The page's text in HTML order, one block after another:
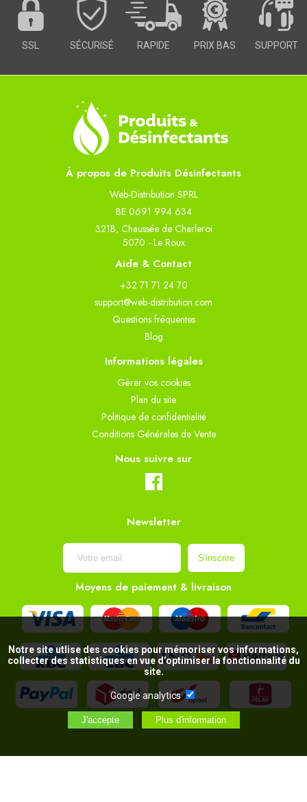
SSL SÉCURISÉ RAPIDE PRIX BAS SUPPORT
À propos de Produits Désinfectants
Web-Distribution SPRL
BE 0691 994 634
321B, Chaussée de Charleroi
5070 - Le Roux
Aide & Contact
+32 71 71 24 70
support@web-distribution.com
Questions fréquentes
Blog
Informations légales
Gèrer vos cookies
Plan du site
Politique de confidentialité
Conditions Générales de Vente
Nous suivre sur
Newsletter
Moyens de paiement & livraison
Notre site utlise des cookies pour mémoriser vos informations,
collecter des statistiques en vue d’optimiser la fonctionnalité du
site.
Google analytics